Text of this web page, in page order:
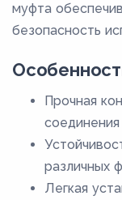
муфта
безопасность
Прочная
различных
Легкая